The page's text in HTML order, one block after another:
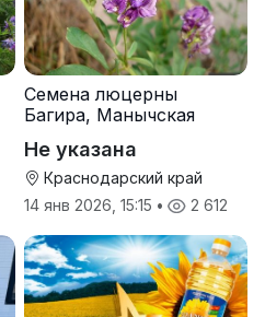
Семена люцерны
Багира, Манычская
Не указана
Краснодарский край
14 янв 2026, 15:15 • 2 612